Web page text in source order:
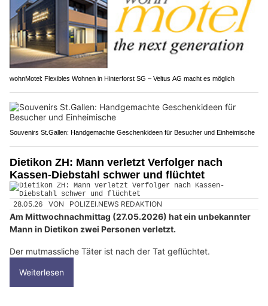
wohnMotel: Flexibles Wohnen in Hinterforst SG – Veltus AG macht es möglich
Souvenirs St.Gallen: Handgemachte Geschenkideen für Besucher und Einheimische
Dietikon ZH: Mann verletzt Verfolger nach
Kassen-Diebstahl schwer und flüchtet
28.05.26 VON POLIZEI.NEWS REDAKTION
Am Mittwochnachmittag (27.05.2026) hat ein unbekannter
Mann in Dietikon zwei Personen verletzt.
Der mutmassliche Täter ist nach der Tat geflüchtet.
Weiterlesen